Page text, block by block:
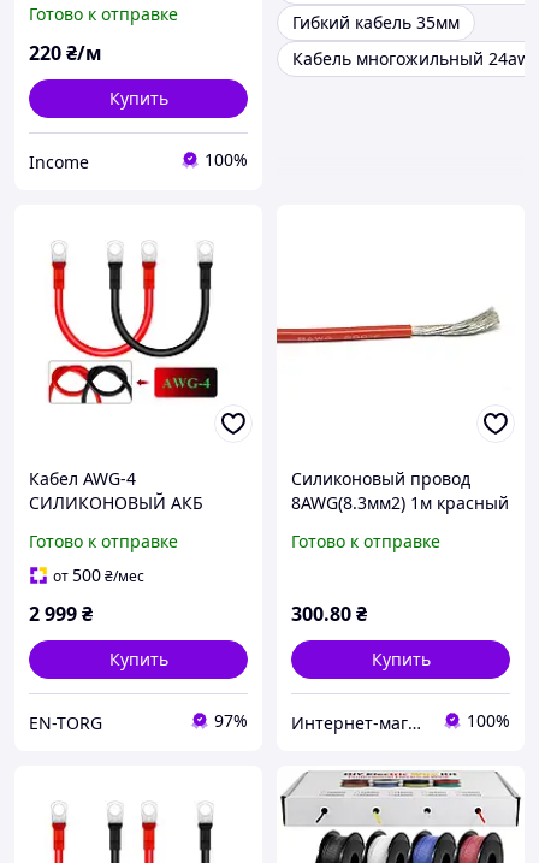
1м , многожильный ,
красный
Готово к отправке
220₴/м
Купить
Income 100%
Гибкий кабель 35мм
Кабель многожильный
Кабел AWG-4
СИЛИКОНОВЫЙ АКБ
медный 25мм2 с
клеммами М8(медь) 2 шт
Готово к отправке
от500₴/мес
2 999₴
Купить
EN-TORG 97%
Силиконовый провод
8AWG(8.3мм2) 1м красный
Готово к отправке
300.80₴
Купить
Интернет-магазин "TRACKER-PI.COM.UA" 100%